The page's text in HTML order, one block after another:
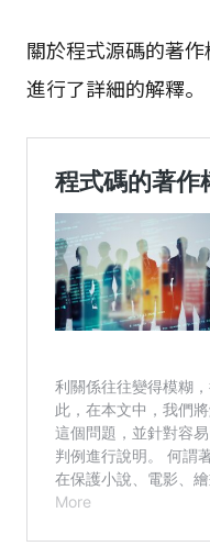
關於程式源碼的著
進行了詳細的解釋。